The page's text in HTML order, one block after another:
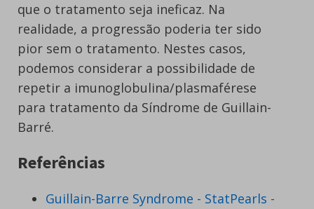
que o tratamento seja ineficaz. Na
realidade, a progressão poderia ter sido
pior sem o tratamento. Nestes casos,
podemos considerar a possibilidade de
repetir a imunoglobulina/plasmaférese
para tratamento da Síndrome de Guillain-
Barré.
Referências
Guillain-Barre Syndrome - StatPearls -